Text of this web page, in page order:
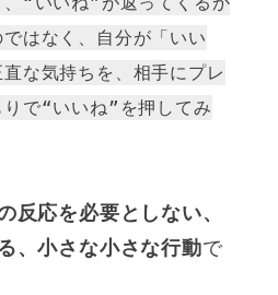
はなく、自分が「いい
な気持ちを、相手にプレ
で“いいね”を押してみ
反応を必要としない、
、小さな小さな行動で